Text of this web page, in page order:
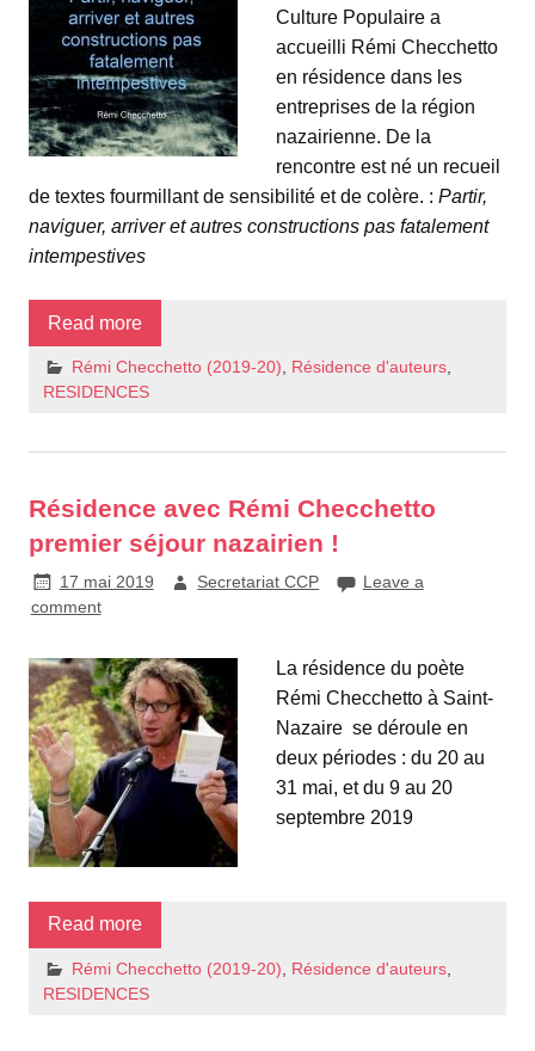
Culture Populaire a
accueilli Rémi Checchetto
en résidence dans les
entreprises de la région
nazairienne. De la
rencontre est né un recueil
de textes fourmillant de sensibilité et de colère. : Partir,
naviguer, arriver et autres constructions pas fatalement
intempestives
Read more
Rémi Checchetto (2019-20) Résidence d'auteurs,
RESIDENCES
Résidence avec Rémi Checchetto
premier séjour nazairien !
17 mai 2019 Secretariat CCP
Leave a
comment
La résidence du poète
Rémi Checchetto à Saint-
Nazaire se déroule en
deux périodes : du 20 au
31 mai, et du 9 au 20
septembre 2019
Read more
Rémi Checchetto (2019-20) Résidence d'auteurs,
RESIDENCES